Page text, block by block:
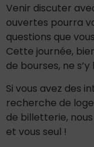
Venir discuter
ouvertes pourra
questions que
Cette journée,
de bourses, ne
Si vous avez des
recherche de
de billetterie,
et vous seul !